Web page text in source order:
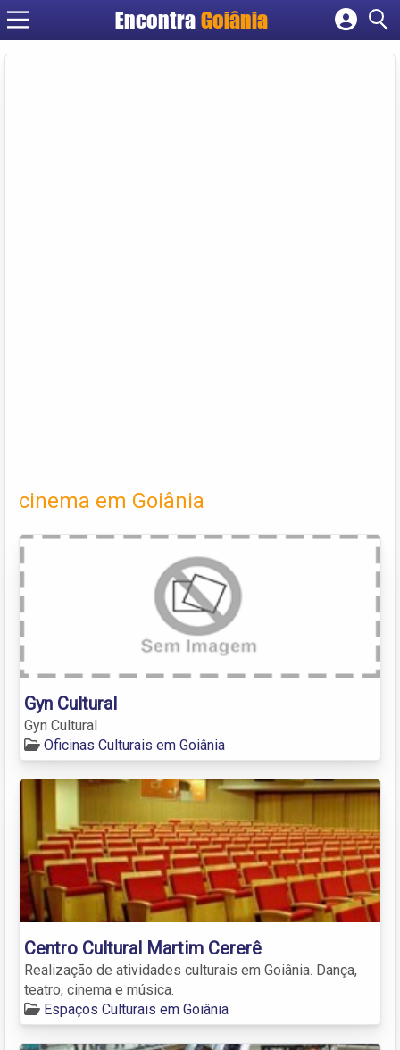
Encontra Goiânia
Cadastrar empresa
cinema em Goiânia
Gyn Cultural
Gyn Cultural
Oficinas Culturais em Goiânia
Centro Cultural Martim Cererê
Realização de atividades culturais em Goiânia. Dança,
teatro, cinema e música.
Espaços Culturais em Goiânia